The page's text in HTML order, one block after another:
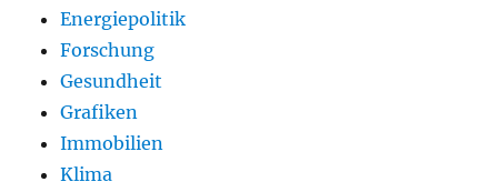
Energiepolitik
Forschung
Gesundheit
Grafiken
Immobilien
Klima